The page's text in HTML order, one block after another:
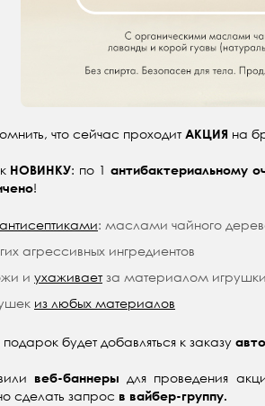
что сейчас проходитАКЦИЯ на
НОВИНКУ: по 1антибактериальному
!
: маслами чайного
агрессивных ингредиентов
и ухаживаетза материалом игрушки
из любых материалов
будет добавляться к заказу
веб-баннеры для проведения
сделать запрос в вайбер-группу.